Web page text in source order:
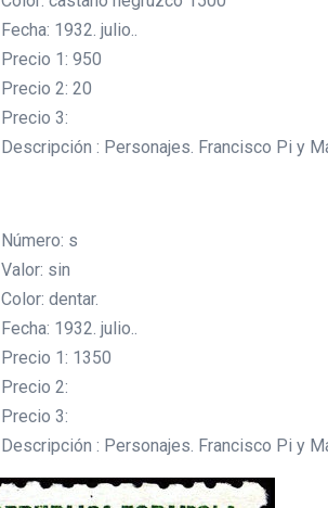
Fecha: 1932. julio..
Precio 1: 950
Precio 2: 20
Precio 3:
Descripción : Personajes. Francisco Pi y
Número: s
Valor: sin
Color: dentar.
Fecha: 1932. julio..
Precio 1: 1350
Precio 2:
Precio 3:
Descripción : Personajes. Francisco Pi y